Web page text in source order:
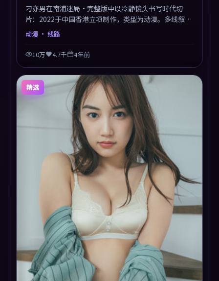
刁亦男在南浦迷局·完整版中以冷静镜头书写时代切
片：2022于中国香港立项制作，类型为动漫。多线叙事
交汇于终局，真相与救赎并行，适合喜欢细读表演的影
迷。摄影与配乐高度统一，城市夜景与内心戏互为镜
像。
动漫 · 线路
10万 4.7千 4年前
精选